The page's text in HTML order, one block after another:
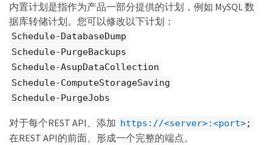
内置计划是指作为产品一部分提供的计划，例如 MySQL 数
据库转储计划。您可以修改以下计划：
Schedule-DatabaseDump
Schedule-PurgeBackups
Schedule-AsupDataCollection
Schedule-ComputeStorageSaving
Schedule-PurgeJobs
对于每个REST API、添加 https://<server>:<port>;
在REST API的前面、形成一个完整的端点。